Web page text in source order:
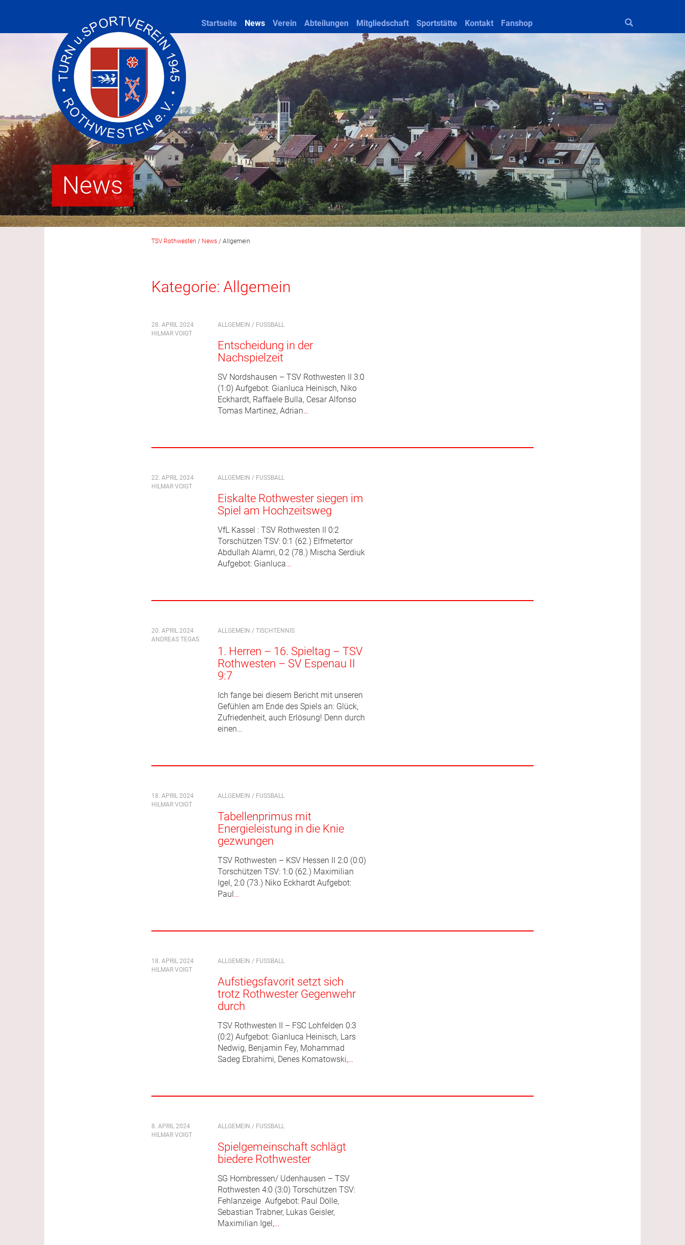
Startseite News Verein Abteilungen Mitgliedschaft Sportstätte Kontakt Fanshop
News
TSV Rothwesten / News / Allgemein
Kategorie: Allgemein
28. APRIL 2024
HILMAR VOIGT
ALLGEMEIN / FUSSBALL
Entscheidung in der
Nachspielzeit
SV Nordshausen – TSV Rothwesten II 3:0
(1:0) Aufgebot: Gianluca Heinisch, Niko
Eckhardt, Raffaele Bulla, Cesar Alfonso
Tomas Martinez, Adrian…
22. APRIL 2024
HILMAR VOIGT
ALLGEMEIN / FUSSBALL
Eiskalte Rothwester siegen im
Spiel am Hochzeitsweg
VfL Kassel : TSV Rothwesten II 0:2
Torschützen TSV: 0:1 (62.) Elfmetertor
Abdullah Alamri, 0:2 (78.) Mischa Serdiuk
Aufgebot: Gianluca…
20. APRIL 2024
ANDREAS TEGAS
ALLGEMEIN / TISCHTENNIS
1. Herren – 16. Spieltag – TSV
Rothwesten – SV Espenau II
9:7
Ich fange bei diesem Bericht mit unseren
Gefühlen am Ende des Spiels an: Glück,
Zufriedenheit, auch Erlösung! Denn durch
einen…
18. APRIL 2024
HILMAR VOIGT
ALLGEMEIN / FUSSBALL
Tabellenprimus mit
Energieleistung in die Knie
gezwungen
TSV Rothwesten – KSV Hessen II 2:0 (0:0)
Torschützen TSV: 1:0 (62.) Maximilian
Igel, 2:0 (73.) Niko Eckhardt Aufgebot:
Paul…
18. APRIL 2024
HILMAR VOIGT
ALLGEMEIN / FUSSBALL
Aufstiegsfavorit setzt sich
trotz Rothwester Gegenwehr
durch
TSV Rothwesten II – FSC Lohfelden 0:3
(0:2) Aufgebot: Gianluca Heinisch, Lars
Nedwig, Benjamin Fey, Mohammad
Sadeg Ebrahimi, Denes Komatowski,…
8. APRIL 2024
HILMAR VOIGT
ALLGEMEIN / FUSSBALL
Spielgemeinschaft schlägt
biedere Rothwester
SG Hombressen/ Udenhausen – TSV
Rothwesten 4:0 (3:0) Torschützen TSV:
Fehlanzeige Aufgebot: Paul Dölle,
Sebastian Trabner, Lukas Geisler,
Maximilian Igel,…